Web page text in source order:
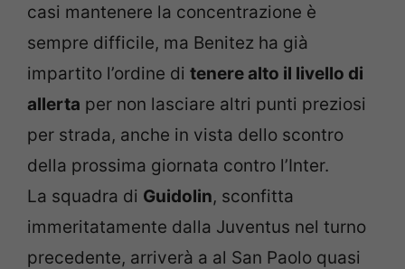
casi mantenere la concentrazione è
sempre difficile, ma Benitez ha già
impartito l’ordine di tenere alto il livello di
allerta per non lasciare altri punti preziosi
per strada, anche in vista dello scontro
della prossima giornata contro l’Inter.
La squadra di Guidolin, sconfitta
immeritatamente dalla Juventus nel turno
precedente, arriverà a al San Paolo quasi